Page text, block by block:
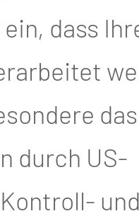
ein, dass
durch US-